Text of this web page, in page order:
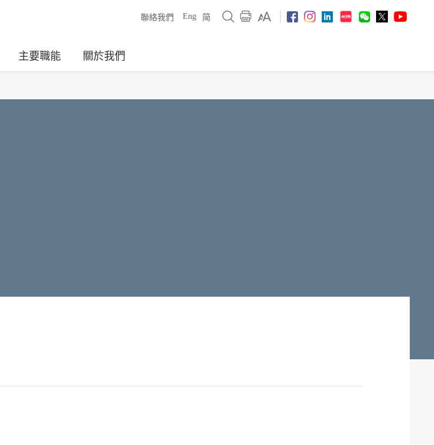
聯絡我們 Eng 简
主要職能 關於我們